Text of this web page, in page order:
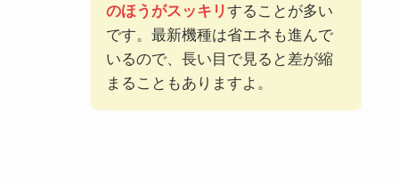
のほうがスッキリすることが多い
です。最新機種は省エネも進んで
いるので、長い目で見ると差が縮
まることもありますよ。